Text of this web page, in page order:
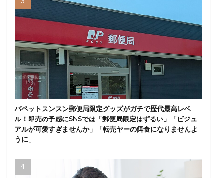
パペットスンスン郵便局限定グッズがガチで歴代最高レベ
ル！即売の予感にSNSでは「郵便局限定はずるい」「ビジュ
アルが可愛すぎませんか」「転売ヤーの餌食になりませんよ
うに」